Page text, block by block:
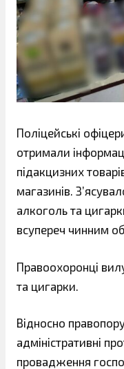
Поліцейські
отримали
підакцизних
магазинів.
алкоголь та
всупереч чинним
Правоохоронці
та цигарки.
Відносно
адміністративні
провадження